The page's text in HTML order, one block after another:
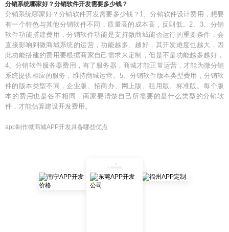
分销系统哪家好？分销软件开发需要多少钱？
分销系统哪家好？分销软件开发需要多少钱？1、分销软件设计费用，想要
有一个特色与其他分销软件不同，质量高的成本高，反则低。2、3、分销
软件功能搭建费用，分销软件功能是支持微商城能否运行的重要条件，会
直接影响到微商城系统的运营，功能越多、越好，其开发难度也越大，因
此功能搭建的费用要根据商家自己需求来定制，但是不是功能越多越好，
4、分销软件服务器费用，有了服务器，商城才能正常运营，才能为微分销
系统提供相应的服务，维持商城运营。5、分销软件版本类型费用，分销软
件的版本类型不同，企业版、招商办、网上版、租用版、标准版。每个版
本的费用也是各不相同，商家要清楚自己所需要的是什么类型的分销软
件，才能估算建设开发费用。
app制作微商城APP开发具备哪些优点